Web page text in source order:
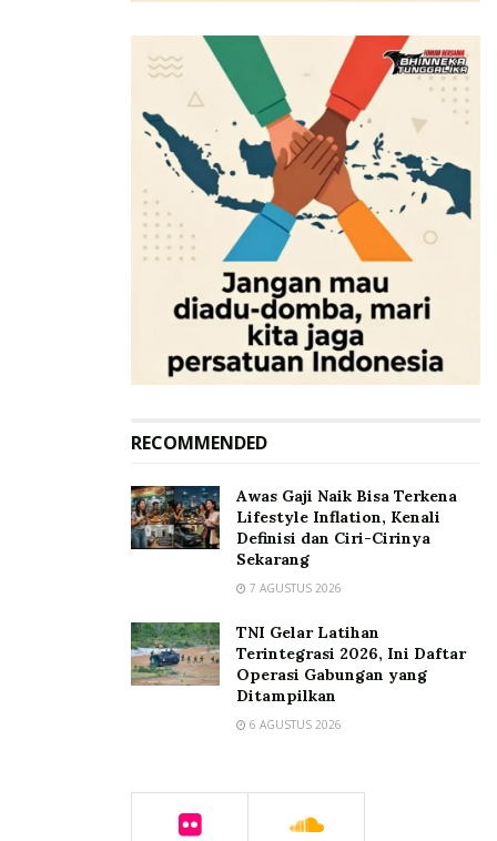
RECOMMENDED
Awas Gaji Naik Bisa Terkena
Lifestyle Inflation, Kenali
Definisi dan Ciri-Cirinya
Sekarang
7 AGUSTUS 2026
TNI Gelar Latihan
Terintegrasi 2026, Ini Daftar
Operasi Gabungan yang
Ditampilkan
6 AGUSTUS 2026